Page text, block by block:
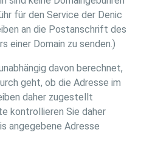
für den Service der Denic
an die Postanschrift des
einer Domain zu senden.)
davon berechnet,
geht, ob die Adresse im
daher zugestellt
kontrollieren Sie daher
angegebene Adresse